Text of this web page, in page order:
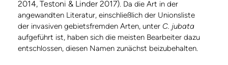
2014, Testoni & Linder 2017). Da die Art in der
angewandten Literatur, einschließlich der Unionsliste
der invasiven gebietsfremden Arten, unter C. jubata
aufgeführt ist, haben sich die meisten Bearbeiter dazu
entschlossen, diesen Namen zunächst beizubehalten.